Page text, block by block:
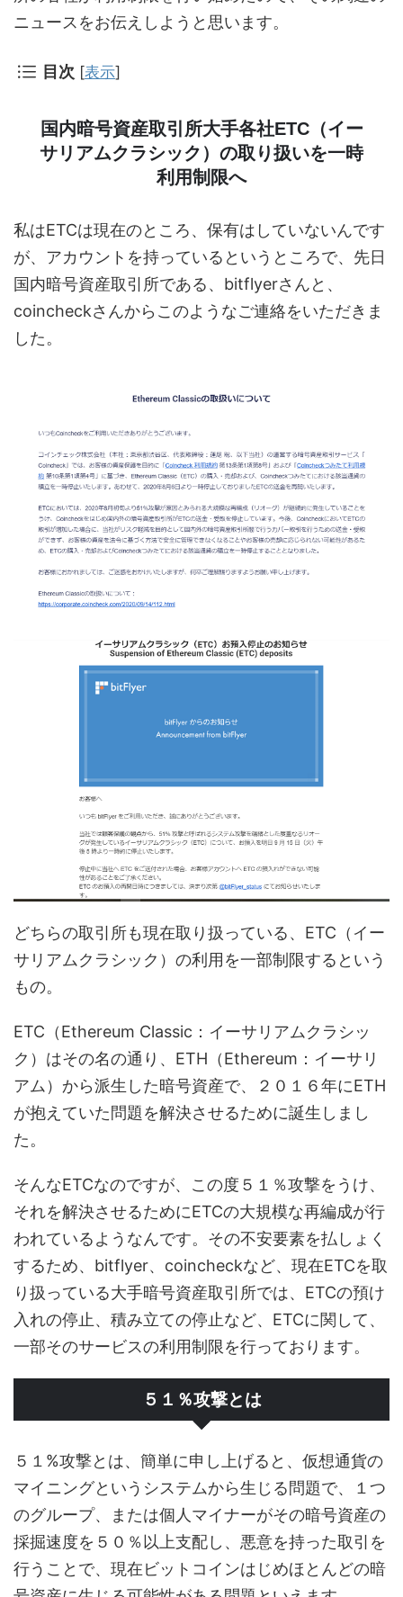
ニュースをお伝えしようと思います。
目次 [表示]
国内暗号資産取引所大手各社ETC（イー
サリアムクラシック）の取り扱いを一時
利用制限へ
私はETCは現在のところ、保有はしていないんです
が、アカウントを持っているというところで、先日
国内暗号資産取引所である、bitflyerさんと、
coincheckさんからこのようなご連絡をいただきま
した。
どちらの取引所も現在取り扱っている、ETC（イー
サリアムクラシック）の利用を一部制限するという
もの。
ETC（Ethereum Classic：イーサリアムクラシッ
ク）はその名の通り、ETH（Ethereum：イーサリ
アム）から派生した暗号資産で、２０１６年にETH
が抱えていた問題を解決させるために誕生しまし
た。
そんなETCなのですが、この度５１％攻撃をうけ、
それを解決させるためにETCの大規模な再編成が行
われているようなんです。その不安要素を払しょく
するため、bitflyer、coincheckなど、現在ETCを取
り扱っている大手暗号資産取引所では、ETCの預け
入れの停止、積み立ての停止など、ETCに関して、
一部そのサービスの利用制限を行っております。
５１％攻撃とは
５１%攻撃とは、簡単に申し上げると、仮想通貨の
マイニングというシステムから生じる問題で、１つ
のグループ、または個人マイナーがその暗号資産の
採掘速度を５０％以上支配し、悪意を持った取引を
行うことで、現在ビットコインはじめほとんどの暗